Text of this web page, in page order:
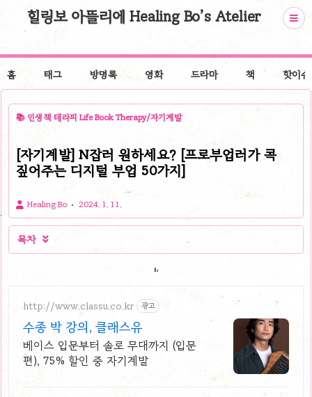
힐링보 아뜰리에 Healing Bo’s Atelier
홈 태그 방명록 영화 드라마 책 핫이슈
📚 인생책 테라피 Life Book Therapy/자기계발
[자기계발] N잡러 원하세요? [프로부업러가 콕
짚어주는 디지털 부업 50가지]
Healing Bo 2024. 1. 11.
목차 
http://www.classu.co.kr 광고
수종 박 강의, 클래스유
베이스 입문부터 솔로 무대까지 (입문
편), 75% 할인 중 자기계발